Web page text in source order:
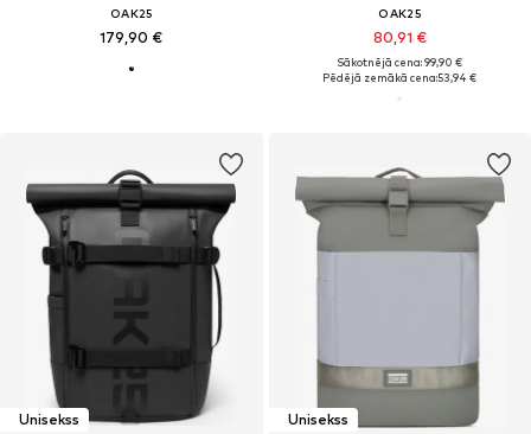
OAK25
179,90 €
OAK25
80,91 €
Sākotnējā cena: 99,90 €
Pēdējā zemākā cena:53,94 €
Unisekss
Unisekss